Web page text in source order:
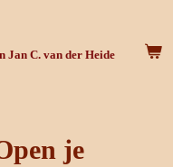
Jan C. van der Heide
je